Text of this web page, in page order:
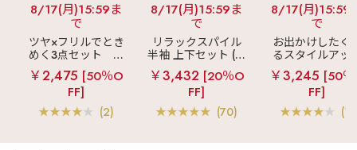
8/17(月)15:59ま
で
ツヤ×フリルでとき
めく3点セット
シ
ルキー ショートパ
ンツ 3点セット
￥2,475 [50％O
FF]
(2)
8/17(月)15:59ま
で
リラックスパイル
半袖 上下セット (男
女兼用サイズ)
￥3,432 [20％O
FF]
(70)
8/17(月)15:59
で
お出かけしたく
るスタイルアッ
見え
ストライ
フリル ロングパ
ツ 綿混 上下セ
￥3,245 [50
FF]
(1)